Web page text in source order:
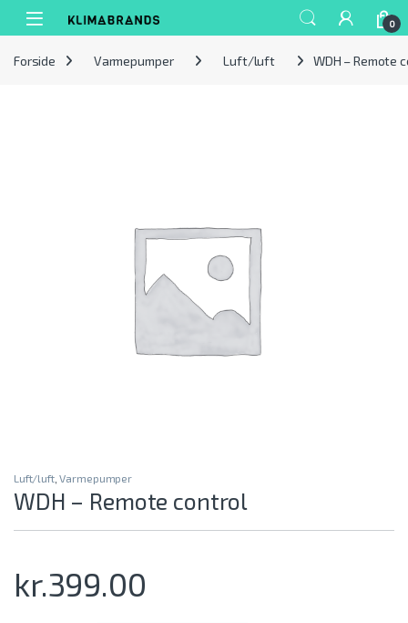
Spring til navigation
Gå til indhold
0
Forside Varmepumper Luft/luft WDH – Remote
Luft/luft,Varmepumper
WDH – Remote control
kr.399.00